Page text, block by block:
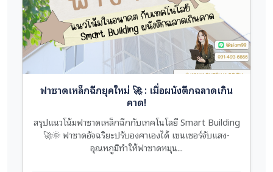
ฟาซาดเหล็กฉีกยุคใหม่ 🚀 : เมื่อผนังตึกฉลาดเกิน
คาด!
สรุปแนวโน้มฟาซาดเหล็กฉีกกับเทคโนโลยี Smart Building
🚀🌞 ฟาซาดอัจฉริยะปรับองศาเองได้ เซนเซอร์จับแสง-
อุณหภูมิทำให้ฟาซาดหมุน...